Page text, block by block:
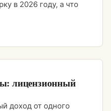
в 2026 году, а что
лицензионный
доход от одного